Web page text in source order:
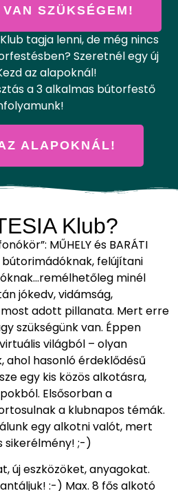
SZÜKSÉGEM!
tagja lenni, de még nincs
Szeretnél egy új
az alapoknál!
a 3 alkalmas bútorfestő
ALAPOKNÁL!
Klub?
MŰHELY és BARÁTI
bútorimádóknak, felújítani
minél
jókedv, vidámság,
adott pillanata. Mert erre
szükségünk van. Éppen
világból – olyan
ahol hasonló érdeklődésű
egy kis közös alkotásra,
Elsősorban a
a klubnapos témák.
egy alkotni valót, mert
sikerélmény! ;-)
új eszközöket, anyagokat.
:-) Max. 8 fős alkotó